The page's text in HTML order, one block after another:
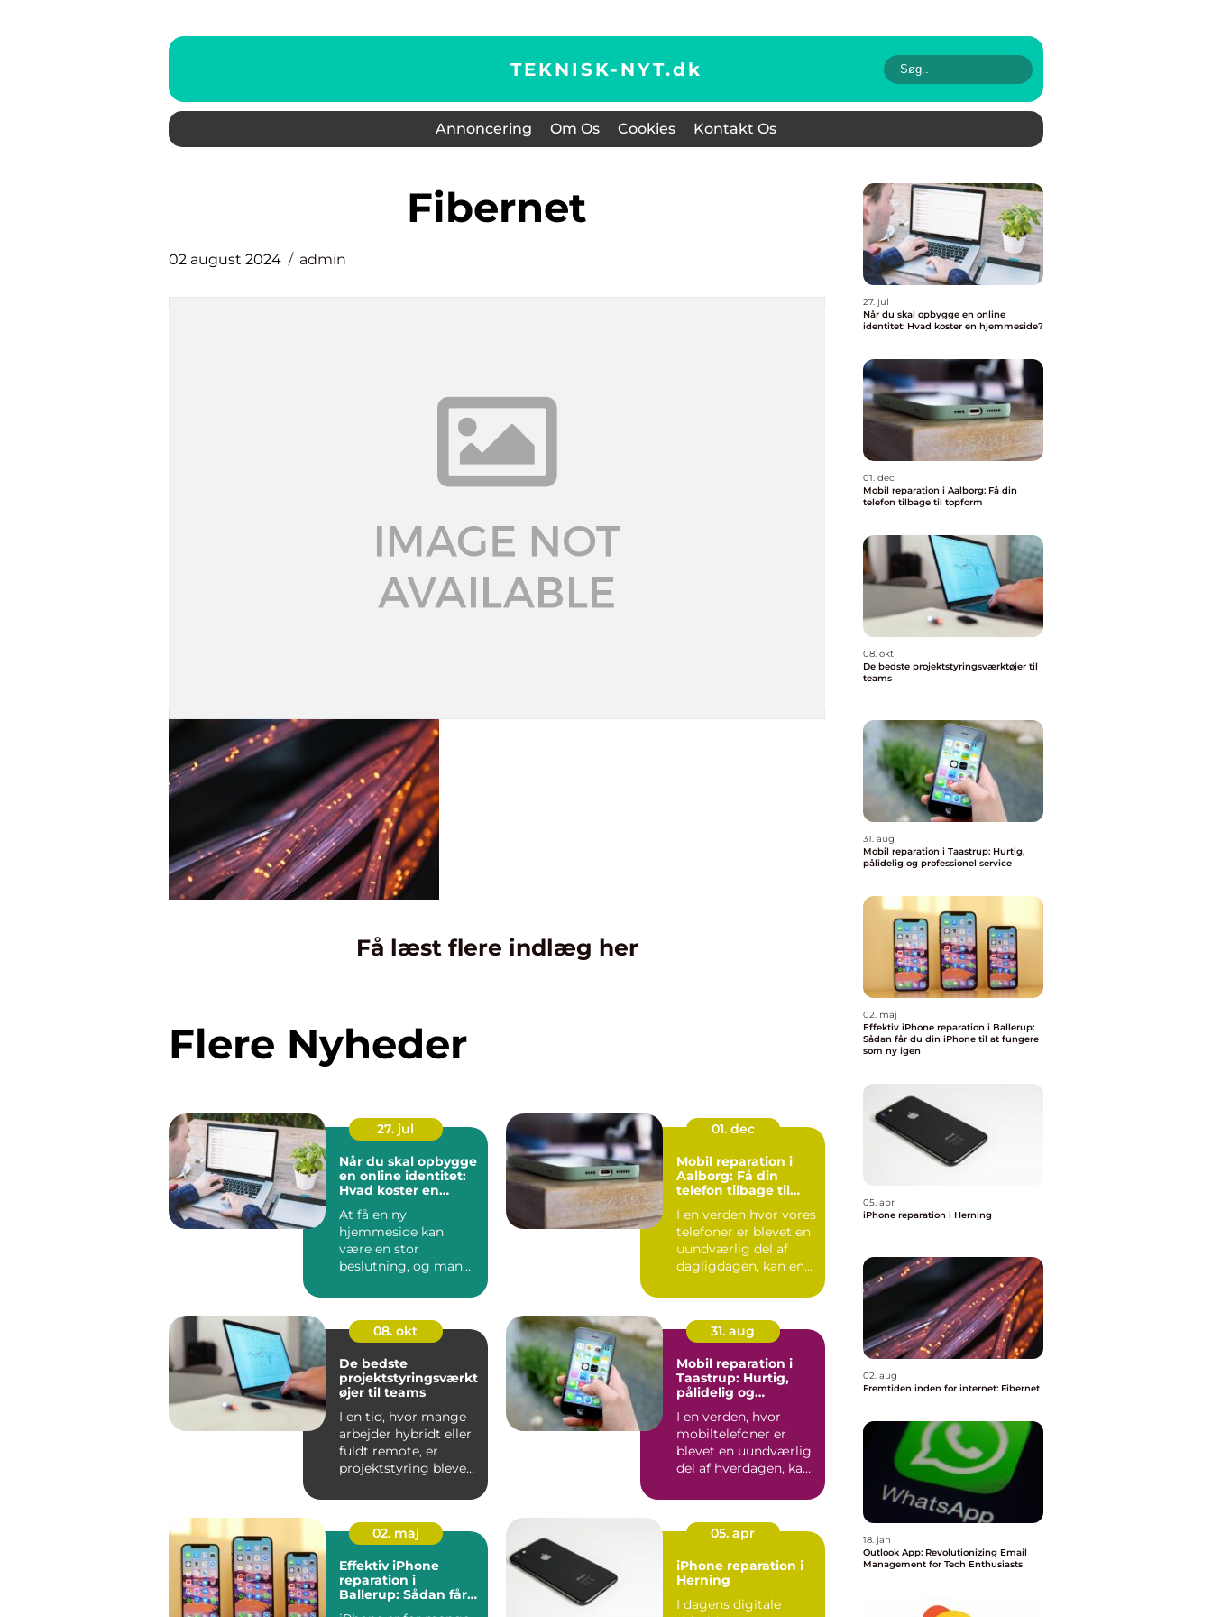
TEKNISK-NYT.dk
Annoncering Om Os Cookies Kontakt Os
fibernet
02 august 2024 admin
Få læst flere indlæg her
Flere Nyheder
27. jul
Når du skal opbygge
en online identitet:
Hvad koster en
At få en ny
hjemmeside kan
være en stor
beslutning, og mange
01. dec
Mobil reparation i
Aalborg: Få din
telefon tilbage til
I en verden hvor vores
telefoner er blevet en
uundværlig del af
dagligdagen, kan en
08. okt
De bedste
projektstyringsværkt
øjer til teams
I en tid, hvor mange
arbejder hybridt eller
fuldt remote, er
projektstyring blevet
31. aug
Mobil reparation i
Taastrup: Hurtig,
pålidelig og
I en verden, hvor
mobiltelefoner er
blevet en uundværlig
del af hverdagen, kan
02. maj
Effektiv iPhone
reparation i
Ballerup: Sådan får
05. apr
iPhone reparation i
Herning
I dagens digitale
27. jul
Når du skal opbygge en online
identitet: Hvad koster en hjemmeside?
01. dec
Mobil reparation i Aalborg: Få din
telefon tilbage til topform
08. okt
De bedste projektstyringsværktøjer til
teams
31. aug
Mobil reparation i Taastrup: Hurtig,
pålidelig og professionel service
02. maj
Effektiv iPhone reparation i Ballerup:
Sådan får du din iPhone til at fungere
som ny igen
05. apr
iPhone reparation i Herning
02. aug
Fremtiden inden for internet: Fibernet
18. jan
Outlook App: Revolutionizing Email
Management for Tech Enthusiasts